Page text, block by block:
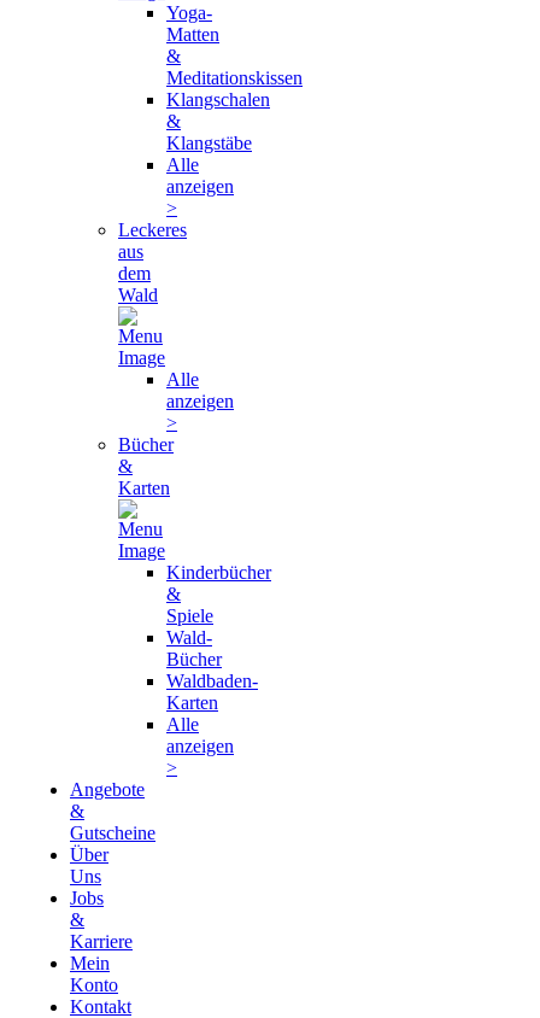
Yoga-
Matten
&
Meditationskissen
Klangschalen
&
Klangstäbe
Alle
anzeigen
>
Leckeres
aus
dem
Wald
Alle
anzeigen
>
Bücher
&
Karten
Kinderbücher
&
Spiele
Wald-
Bücher
Waldbaden-
Karten
Alle
anzeigen
>
Angebote
&
Gutscheine
Über
Uns
Jobs
&
Karriere
Mein
Konto
Kontakt